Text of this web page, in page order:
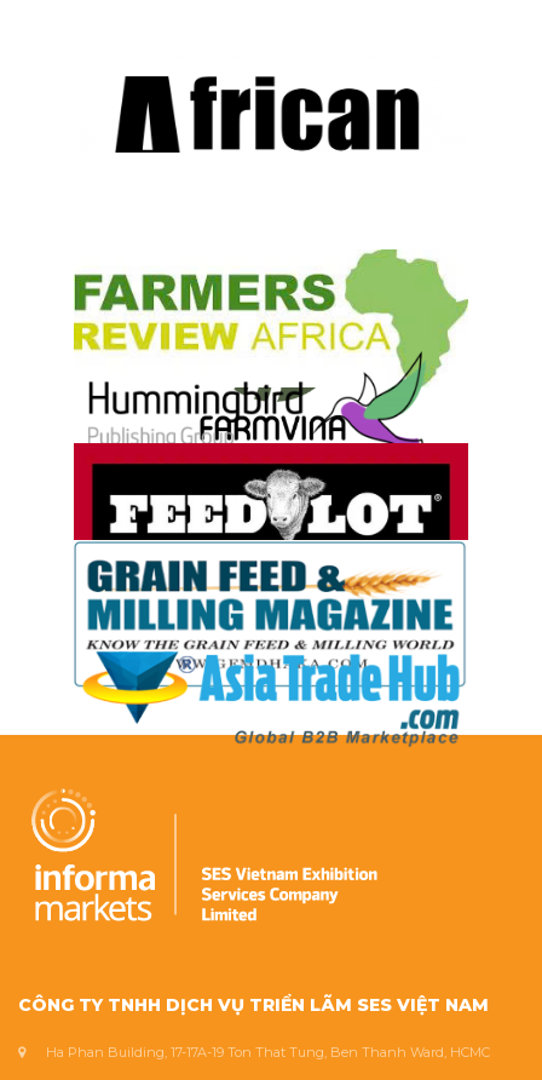
CÔNG TY TNHH DỊCH VỤ TRIỂN LÃM SES VIỆT NAM
Ha Phan Building, 17-17A-19 Ton That Tung, Ben Thanh Ward, HCMC